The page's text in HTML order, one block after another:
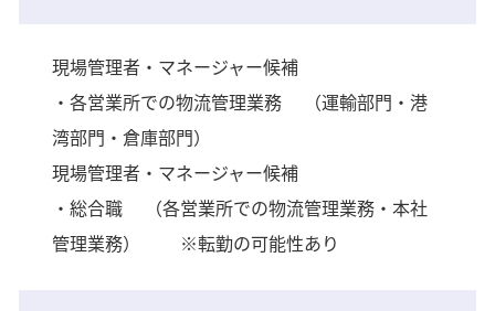
現場管理者・マネージャー候補
・各営業所での物流管理業務 （運輸部門・港
湾部門・倉庫部門）
現場管理者・マネージャー候補
・総合職 （各営業所での物流管理業務・本社
管理業務） ※転勤の可能性あり